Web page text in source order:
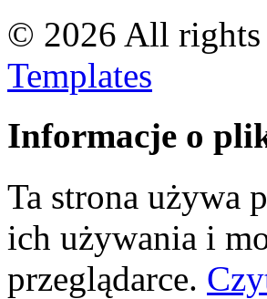
© 2026 All rights
Templates
Informacje o
Ta strona używa
ich używania i
przeglądarce.